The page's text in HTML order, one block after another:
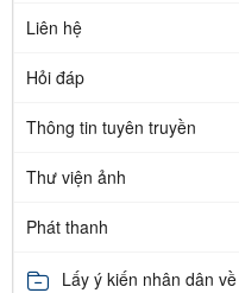
Liên hệ
Hỏi đáp
Thông tin tuyên truyền
Thư viện ảnh
Phát thanh
Lấy ý kiến nhân dân